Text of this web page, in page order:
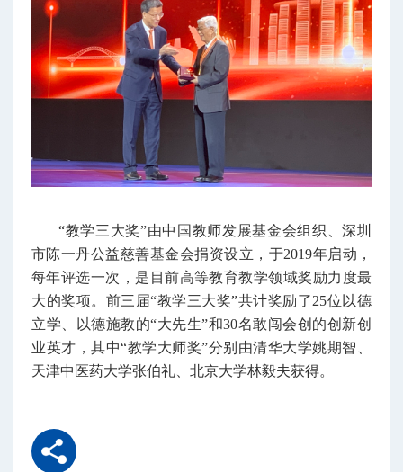
“教学三大奖”由中国教师发展基金会组织、深圳
市陈一丹公益慈善基金会捐资设立，于2019年启动，
每年评选一次，是目前高等教育教学领域奖励力度最
大的奖项。前三届“教学三大奖”共计奖励了25位以德
立学、以德施教的“大先生”和30名敢闯会创的创新创
业英才，其中“教学大师奖”分别由清华大学姚期智、
天津中医药大学张伯礼、北京大学林毅夫获得。